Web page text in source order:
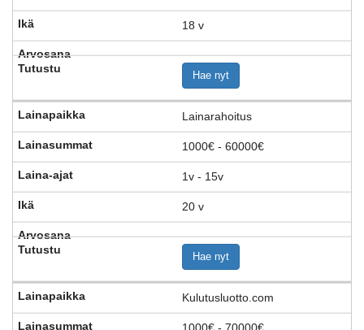
18 v
Hae nyt
Lainarahoitus
1000€ - 60000€
1v - 15v
20 v
Hae nyt
Kulutusluotto.com